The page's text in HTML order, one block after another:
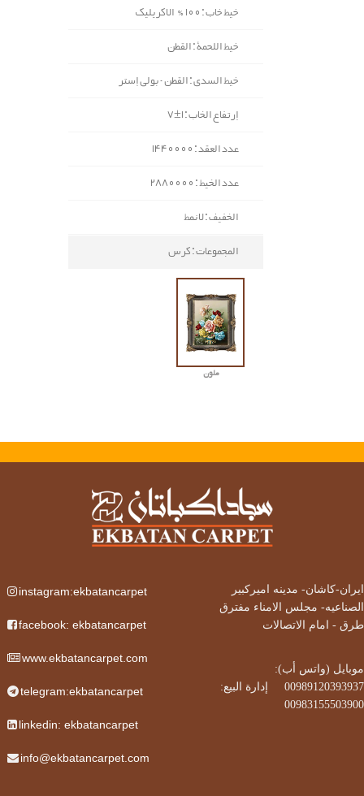
خيط خاب : 100% الاكريليك
خيط اللحمة : القطن
خيط السدی : القطن - بولي إستر
إرتفاع الخاب : 1±7
عدد العقد : 1440000
عدد الخيط : 2880000
الخفيف : لا نمط
المجموعات : كرس
ملون
ایران-کاشان- مدینه امیرکبیر
الصناعیه- مجلس الامناء مفترق
طرق - امام الاتصالات
موبایل (واتس أب):
00989120393937‌
إدارة البيع:
00983155503900
instagram:ekbatancarpet
facebook: ekbatancarpet
www.ekbatancarpet.com
telegram:ekbatancarpet
linkedin: ekbatancarpet
info@ekbatancarpet.com